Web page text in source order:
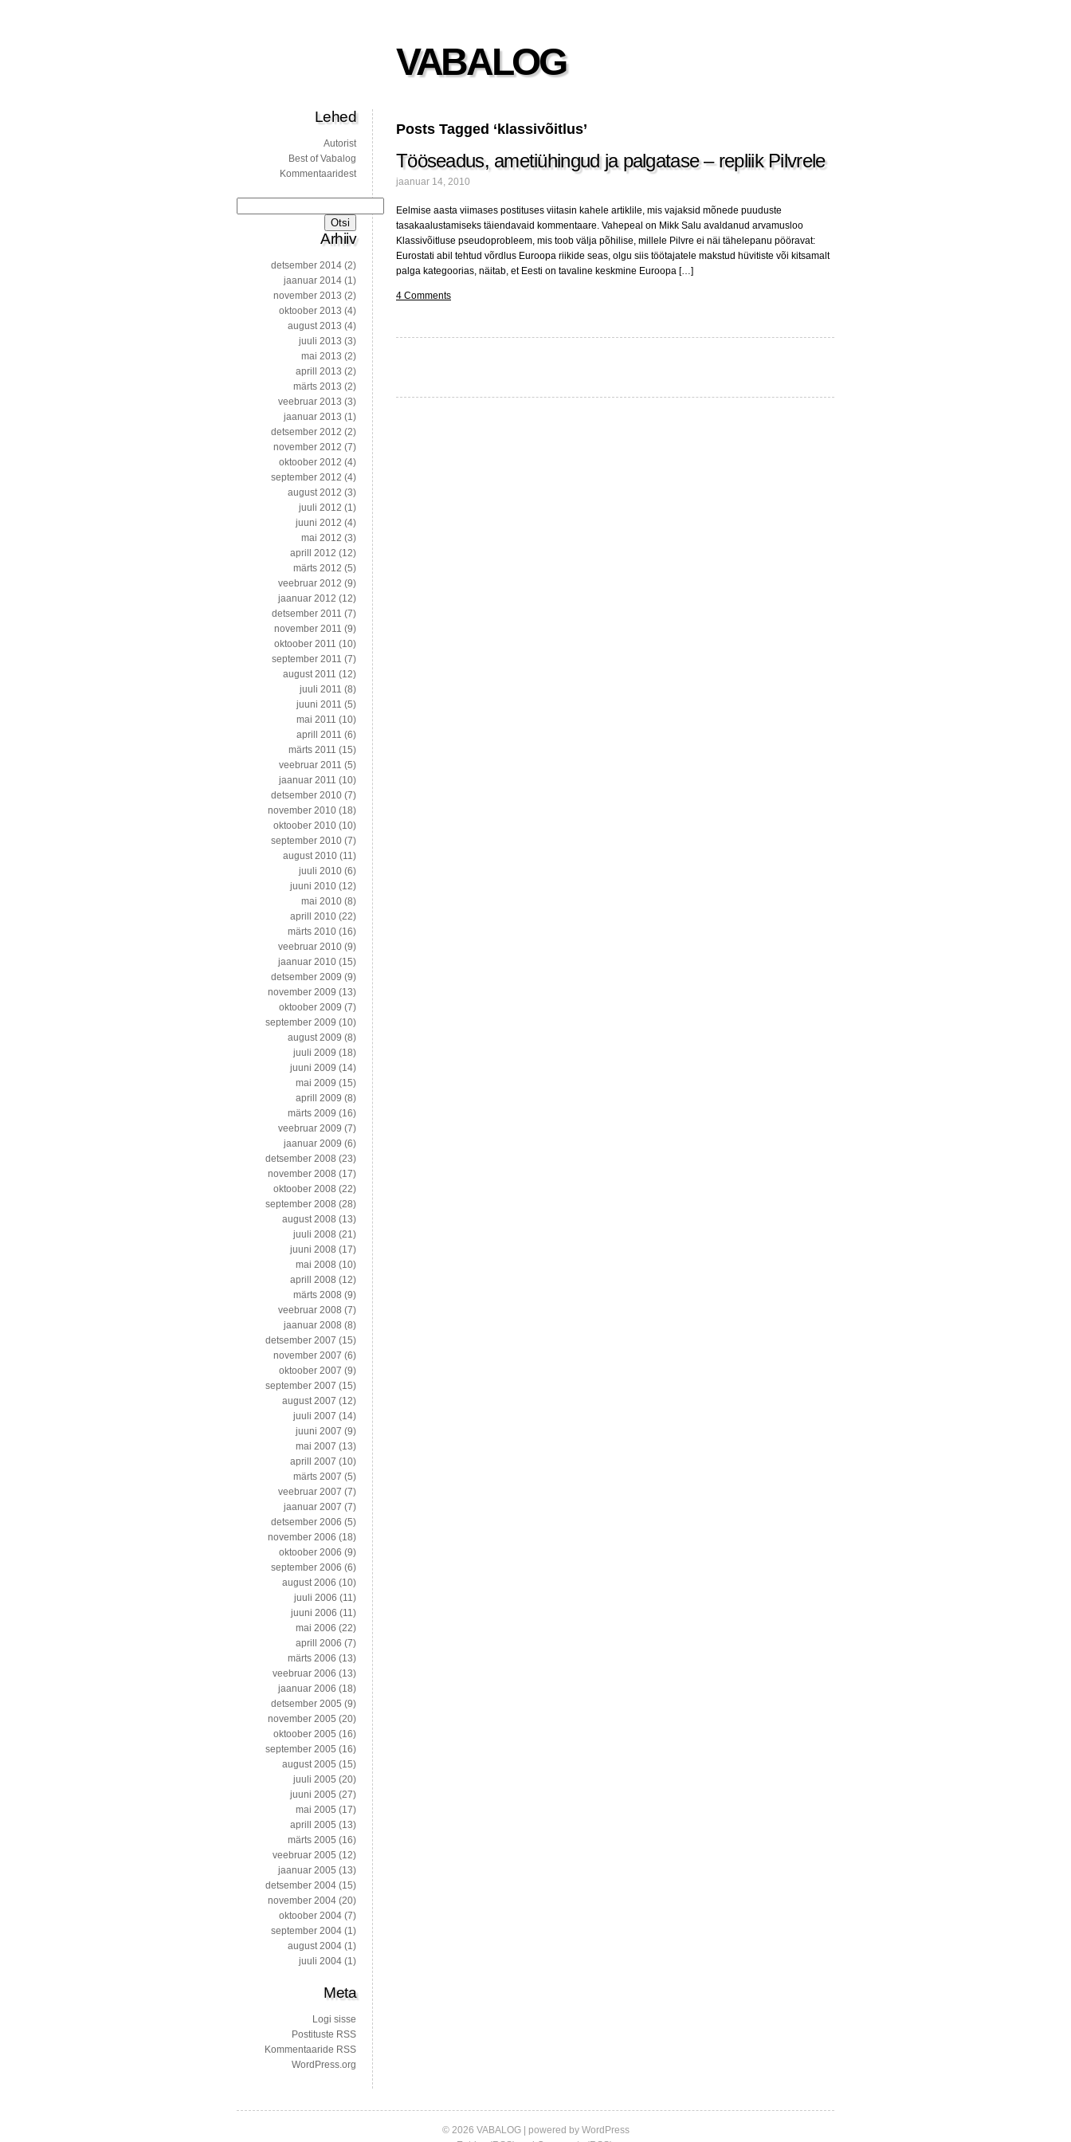
VABALOG
Posts Tagged ‘klassivõitlus’
Tööseadus, ametiühingud ja palgatase – repliik Pilvrele
jaanuar 14, 2010
Eelmise aasta viimases postituses viitasin kahele artiklile, mis vajaksid mõnede puuduste
tasakaalustamiseks täiendavaid kommentaare. Vahepeal on Mikk Salu avaldanud arvamusloo
Klassivõitluse pseudoprobleem, mis toob välja põhilise, millele Pilvre ei näi tähelepanu pööravat:
Eurostati abil tehtud võrdlus Euroopa riikide seas, olgu siis töötajatele makstud hüvitiste või kitsamalt
palga kategoorias, näitab, et Eesti on tavaline keskmine Euroopa […]
4 Comments
Lehed
Autorist
Best of Vabalog
Kommentaaridest
Arhiiv
detsember 2014 (2)
jaanuar 2014 (1)
november 2013 (2)
oktoober 2013 (4)
august 2013 (4)
juuli 2013 (3)
mai 2013 (2)
aprill 2013 (2)
märts 2013 (2)
veebruar 2013 (3)
jaanuar 2013 (1)
detsember 2012 (2)
november 2012 (7)
oktoober 2012 (4)
september 2012 (4)
august 2012 (3)
juuli 2012 (1)
juuni 2012 (4)
mai 2012 (3)
aprill 2012 (12)
märts 2012 (5)
veebruar 2012 (9)
jaanuar 2012 (12)
detsember 2011 (7)
november 2011 (9)
oktoober 2011 (10)
september 2011 (7)
august 2011 (12)
juuli 2011 (8)
juuni 2011 (5)
mai 2011 (10)
aprill 2011 (6)
märts 2011 (15)
veebruar 2011 (5)
jaanuar 2011 (10)
detsember 2010 (7)
november 2010 (18)
oktoober 2010 (10)
september 2010 (7)
august 2010 (11)
juuli 2010 (6)
juuni 2010 (12)
mai 2010 (8)
aprill 2010 (22)
märts 2010 (16)
veebruar 2010 (9)
jaanuar 2010 (15)
detsember 2009 (9)
november 2009 (13)
oktoober 2009 (7)
september 2009 (10)
august 2009 (8)
juuli 2009 (18)
juuni 2009 (14)
mai 2009 (15)
aprill 2009 (8)
märts 2009 (16)
veebruar 2009 (7)
jaanuar 2009 (6)
detsember 2008 (23)
november 2008 (17)
oktoober 2008 (22)
september 2008 (28)
august 2008 (13)
juuli 2008 (21)
juuni 2008 (17)
mai 2008 (10)
aprill 2008 (12)
märts 2008 (9)
veebruar 2008 (7)
jaanuar 2008 (8)
detsember 2007 (15)
november 2007 (6)
oktoober 2007 (9)
september 2007 (15)
august 2007 (12)
juuli 2007 (14)
juuni 2007 (9)
mai 2007 (13)
aprill 2007 (10)
märts 2007 (5)
veebruar 2007 (7)
jaanuar 2007 (7)
detsember 2006 (5)
november 2006 (18)
oktoober 2006 (9)
september 2006 (6)
august 2006 (10)
juuli 2006 (11)
juuni 2006 (11)
mai 2006 (22)
aprill 2006 (7)
märts 2006 (13)
veebruar 2006 (13)
jaanuar 2006 (18)
detsember 2005 (9)
november 2005 (20)
oktoober 2005 (16)
september 2005 (16)
august 2005 (15)
juuli 2005 (20)
juuni 2005 (27)
mai 2005 (17)
aprill 2005 (13)
märts 2005 (16)
veebruar 2005 (12)
jaanuar 2005 (13)
detsember 2004 (15)
november 2004 (20)
oktoober 2004 (7)
september 2004 (1)
august 2004 (1)
juuli 2004 (1)
Meta
Logi sisse
Postituste RSS
Kommentaaride RSS
WordPress.org
© 2026 VABALOG | powered by WordPress